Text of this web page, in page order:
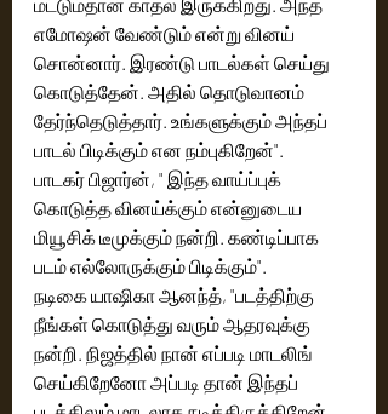
எமோஷன் வேண்டும் என்று வினய்
சொன்னார். இரண்டு பாடல்கள் செய்து
கொடுத்தேன். அதில் தொடுவானம்
தேர்ந்தெடுத்தார். உங்களுக்கும் அந்தப்
பாடல் பிடிக்கும் என நம்புகிறேன்".
பாடகர் பிஜார்ன், " இந்த வாய்ப்புக்
கொடுத்த வினய்க்கும் என்னுடைய
மியூசிக் டீமுக்கும் நன்றி. கண்டிப்பாக
படம் எல்லோருக்கும் பிடிக்கும்".
நடிகை யாஷிகா ஆனந்த், "படத்திற்கு
நீங்கள் கொடுத்து வரும் ஆதரவுக்கு
நன்றி. நிஜத்தில் நான் எப்படி மாடலிங்
செய்கிறேனோ அப்படி தான் இந்தப்